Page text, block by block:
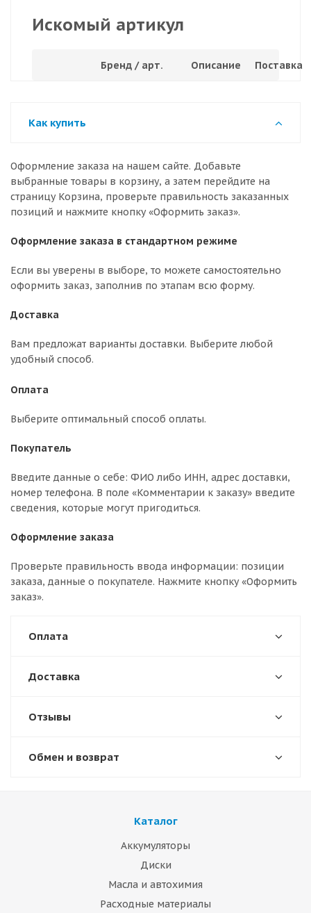
Искомый артикул
Бренд / арт. Описание Поставка
Как купить
Оформление заказа на нашем сайте. Добавьте
выбранные товары в корзину, а затем перейдите на
страницу Корзина, проверьте правильность заказанных
позиций и нажмите кнопку «Оформить заказ».
Оформление заказа в стандартном режиме
Если вы уверены в выборе, то можете самостоятельно
оформить заказ, заполнив по этапам всю форму.
Доставка
Вам предложат варианты доставки. Выберите любой
удобный способ.
Оплата
Выберите оптимальный способ оплаты.
Покупатель
Введите данные о себе: ФИО либо ИНН, адрес доставки,
номер телефона. В поле «Комментарии к заказу» введите
сведения, которые могут пригодиться.
Оформление заказа
Проверьте правильность ввода информации: позиции
заказа, данные о покупателе. Нажмите кнопку «Оформить
заказ».
Оплата
Доставка
Отзывы
Обмен и возврат
Каталог
Аккумуляторы
Диски
Масла и автохимия
Расходные материалы